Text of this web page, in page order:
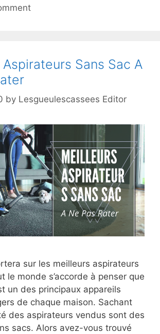
Sans Sac A
by Lesgueulescassees Editor
sur les meilleurs aspirateurs
le monde s’accorde à penser que
un des principaux appareils
de chaque maison. Sachant
des aspirateurs vendus sont des
sacs. Alors avez-vous trouvé